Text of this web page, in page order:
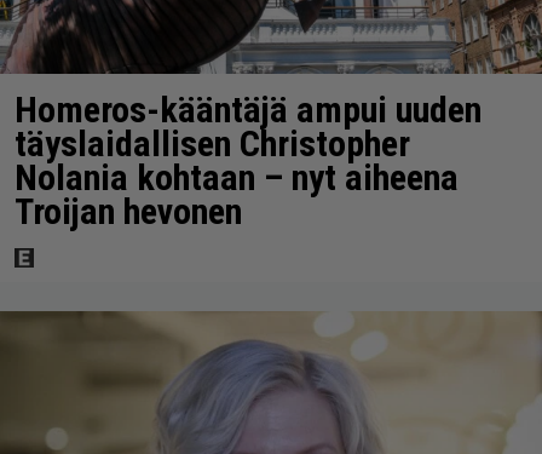
Homeros-kääntäjä ampui uuden
täyslaidallisen Christopher
Nolania kohtaan – nyt aiheena
Troijan hevonen